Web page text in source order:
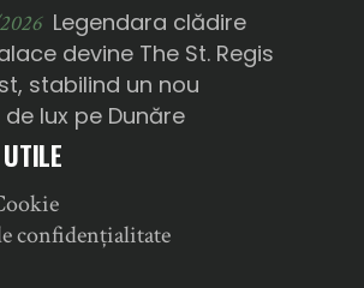
Legendara clădire
devine The St. Regis
stabilind un nou
lux pe Dunăre
confidențialitate